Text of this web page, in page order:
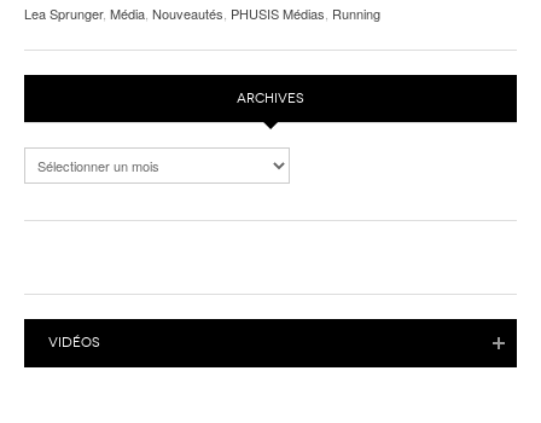
Lea Sprunger, Média Nouveautés PHUSIS Médias Running
ARCHIVES
Archives
VIDÉOS